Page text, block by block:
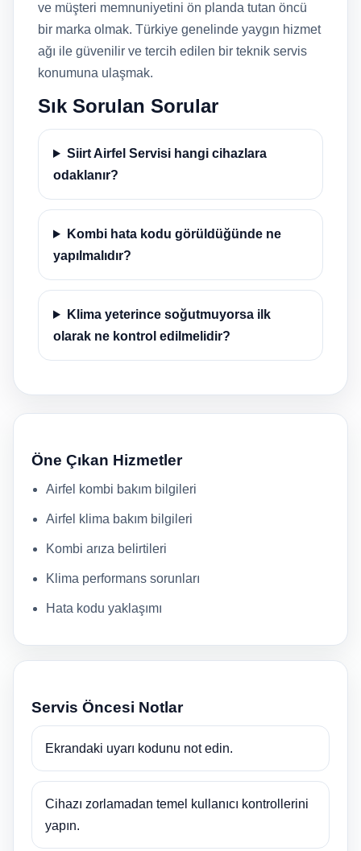
ve müşteri memnuniyetini ön planda tutan öncü
bir marka olmak. Türkiye genelinde yaygın hizmet
ağı ile güvenilir ve tercih edilen bir teknik servis
konumuna ulaşmak.
Sık Sorulan Sorular
Siirt Airfel Servisi hangi cihazlara
odaklanır?
Kombi hata kodu görüldüğünde ne
yapılmalıdır?
Klima yeterince soğutmuyorsa ilk
olarak ne kontrol edilmelidir?
Öne Çıkan Hizmetler
Airfel kombi bakım bilgileri
Airfel klima bakım bilgileri
Kombi arıza belirtileri
Klima performans sorunları
Hata kodu yaklaşımı
Servis Öncesi Notlar
Ekrandaki uyarı kodunu not edin.
Cihazı zorlamadan temel kullanıcı kontrollerini
yapın.